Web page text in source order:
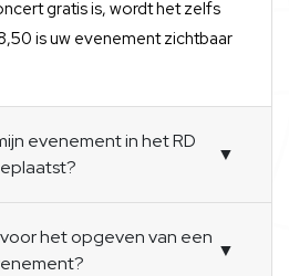
gratis is, wordt het zelfs
is uw evenement zichtbaar
evenement in het RD
▼
het opgeven van een
▼